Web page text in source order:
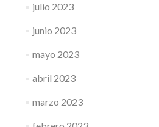
julio 2023
junio 2023
mayo 2023
abril 2023
marzo 2023